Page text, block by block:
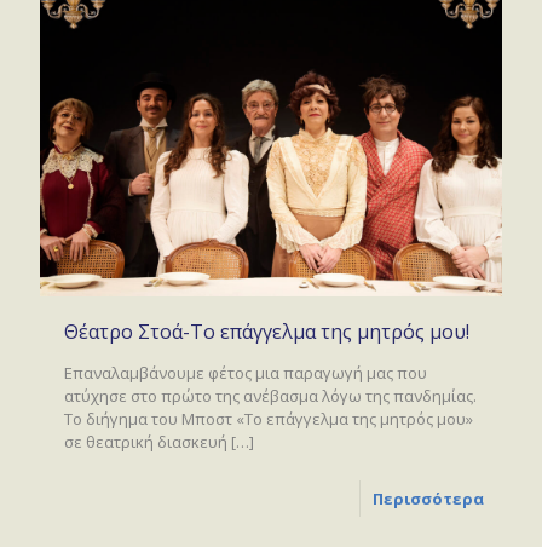
Θέατρο Στοά-Το επάγγελμα της μητρός μου!
Επαναλαμβάνουμε φέτος μια παραγωγή μας που
ατύχησε στο πρώτο της ανέβασμα λόγω της πανδημίας.
Το διήγημα του Μποστ «Το επάγγελμα της μητρός μου»
σε θεατρική διασκευή […]
Περισσότερα